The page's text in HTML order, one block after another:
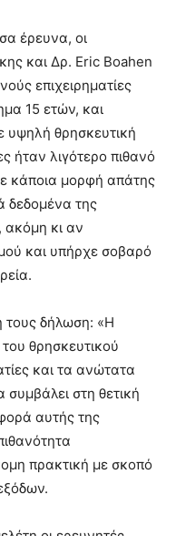
έρευνα, οι
και Δρ. Eric Boahen
επιχειρηματίες
15 ετών, και
υψηλή θρησκευτική
ήταν λιγότερο πιθανό
κάποια μορφή απάτης
δεδομένα της
ακόμη κι αν
και υπήρχε σοβαρό
τους δήλωση: «Η
θρησκευτικού
και τα ανώτατα
συμβάλει στη θετική
αυτής της
πρακτική με σκοπό